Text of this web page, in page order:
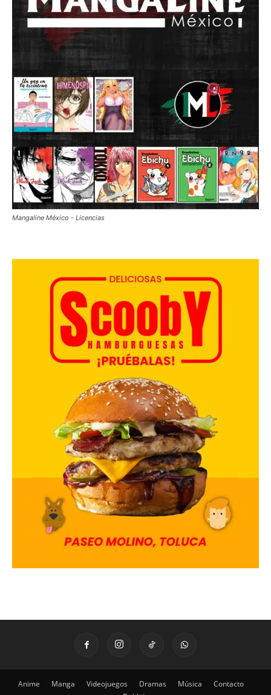
Mangaline México - Licencias
Anime Manga Videojuegos Dramas Música
Contacto